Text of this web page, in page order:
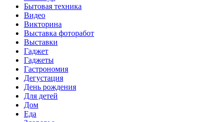
Бытовая техника
Видео
Викторина
Выставка фоторабот
Выставки
Гаджет
Гаджеты
Гастрономия
Дегустация
День рождения
Для детей
Дом
Еда